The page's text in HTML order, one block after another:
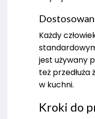
Każdy
jest używany
też
w kuchni.
Kroki do